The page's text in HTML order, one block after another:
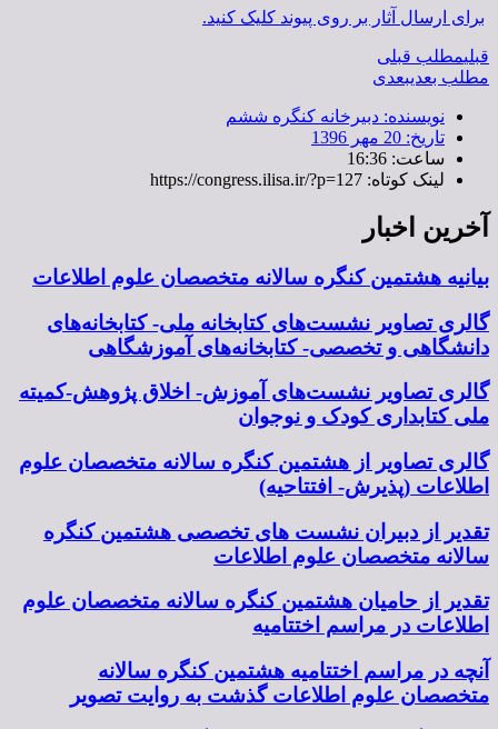
برای ارسال آثار بر روی پیوند کلیک کنید.
قبلیمطلب قبلی
مطلب بعدیبعدی
نویسنده: دبیرخانه کنگره ششم
تاریخ: 20 مهر 1396
ساعت: 16:36
لینک کوتاه: https://congress.ilisa.ir/?p=127
آخرین اخبار
بیانیه هشتمین کنگره سالانه متخصصان علوم اطلاعات
گالری تصاویر نشست‌های کتابخانه ملی- کتابخانه‌های
دانشگاهی و تخصصی- کتابخانه‌های آموزشگاهی
گالری تصاویر نشست‌های آموزش- اخلاق پژوهش-کمیته
ملی کتابداری کودک و نوجوان
گالری تصاویر از هشتمین کنگره سالانه متخصصان علوم
اطلاعات (پذیرش- افتتاحیه)
تقدیر از دبیران نشست های تخصصی هشتمین کنگره
سالانه متخصصان علوم اطلاعات
تقدیر از حامیان هشتمین کنگره سالانه متخصصان علوم
اطلاعات در مراسم اختتامیه
آنچه در مراسم اختتامیه هشتمین کنگره سالانه
متخصصان علوم اطلاعات گذشت به روایت تصویر